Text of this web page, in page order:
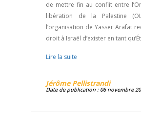
de mettre fin au conflit entre
libération de la Palestine
l’organisation de Yasser Arafat
droit à Israël d’exister en tant
Lire la suite
Jérôme Pellistrandi
Date de publication : 06 novembre